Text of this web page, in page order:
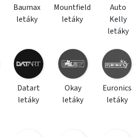
Baumax
letáky
Mountfield
letáky
Auto
Kelly
letáky
Datart
letáky
Okay
letáky
Euronics
letáky